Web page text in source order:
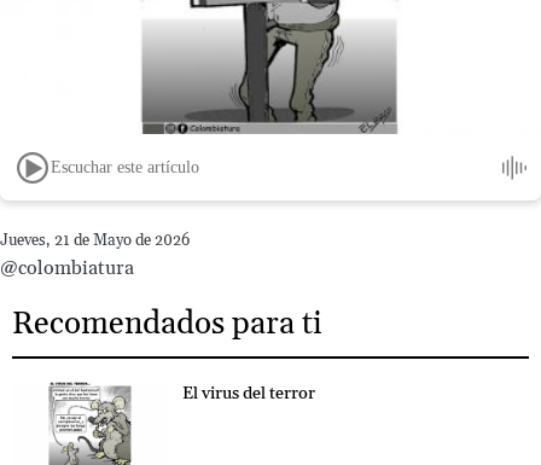
Escuchar este artículo
Jueves, 21 de Mayo de 2026
@colombiatura
Recomendados para ti
El virus del terror